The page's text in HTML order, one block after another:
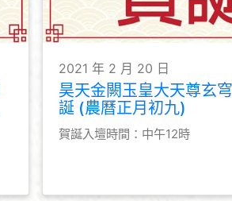
2021 年 2 月 20 日
昊天金闕玉皇大天尊玄
誕 (農曆正月初九)
賀誕入壇時間：中午12時